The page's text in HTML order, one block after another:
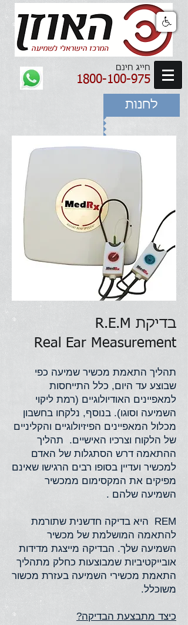
חייג חינם
1800-100-975
לחנות
בדיקת R.E.M
Real Ear Measurement
תהליך התאמת מכשיר שמיעה כפי
שבוצע עד היום, כלל התייחסות
למאפיינים האודיולוגיים (רמת ליקוי
השמיעה וסוגו). בנוסף, נלקחו בחשבון
מכלול המאפיינים הפיזיולוגיים והקליניים
של הלקוח וצרכיו האישיים. תהליך
ההתאמה דרש הסתגלות של האדם
למכשיר ועדיין בסופו רבים הרגישו שאינם
מפיקים את המקסימום ממכשיר
השמיעה שלהם .
REM היא בדיקה חדשנית שתורמת
להתאמה המושלמת של מכשיר
השמיעה שלך. הבדיקה מייצגת מדידות
אובייקטיביות שמבוצעות כחלק מתהליך
התאמת מכשירי השמיעה בעזרת מכשור
משוכלל.
כיצד מתבצעת הבדיקה?